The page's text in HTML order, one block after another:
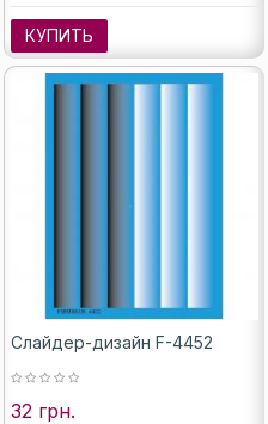
КУПИТЬ
Слайдер-дизайн F-4452
32 грн.